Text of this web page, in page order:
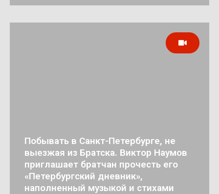
Побывать в Санкт-Петербурге, не
выезжая из Братска. Виктор Наумов
приглашает братчан прочесть его
«Петербургский дневник»,
наполненный музыкой и стихами